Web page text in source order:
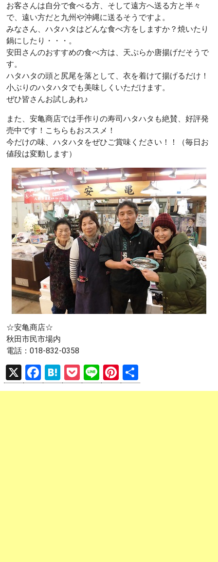
お客さんは自分で食べる方、そして遠方へ送る方と半々
で、遠い方だと九州や沖縄に送るそうですよ。
みなさん、ハタハタはどんな食べ方をしますか？焼いたり
鍋にしたり・・・。
安田さんのおすすめの食べ方は、天ぷらか唐揚げだそうで
す。
ハタハタの頭と尻尾を落として、衣を着けて揚げるだけ！
小ぶりのハタハタでも美味しくいただけます。
ぜひ皆さんお試しあれ♪
また、安亀商店では手作りの寿司ハタハタも絶賛、好評発
売中です！こちらもおススメ！
今だけの味、ハタハタをぜひご賞味ください！！（毎日お
値段は変動します）
☆安亀商店☆
秋田市民市場内
電話：018-832-0358
X
F
a
H
at
P
o
Li
n
Pi
nt 有